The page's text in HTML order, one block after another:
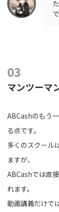
マンツーマ
ABCashのもう
る点です。
多くのスクール
ますが、
ABCashでは直
れます。
動画講義だけで